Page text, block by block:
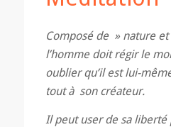
Composé de » nature et
l’homme doit régir le
oublier qu’il est lui-
toutà son créateur.
Il peut user de sa liberté